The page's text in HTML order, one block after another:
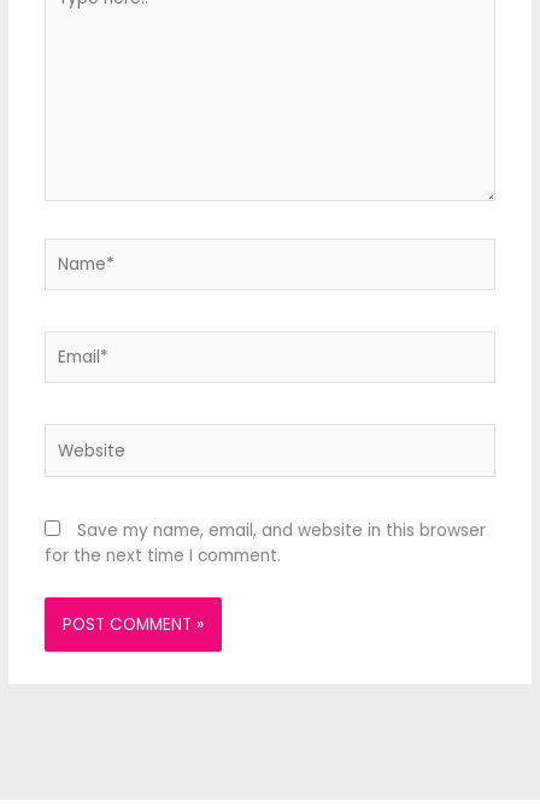
here..
Save my name, email, and website in this browser
for the next time I comment.